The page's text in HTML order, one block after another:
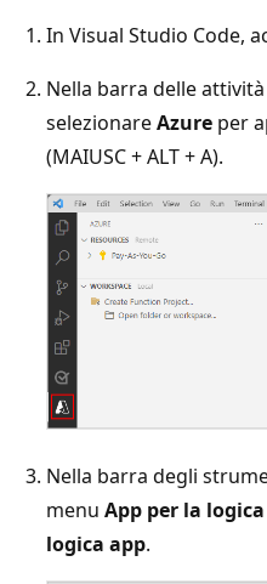
In Visual Studio Code,
Nella barra delle
selezionareAzure per
(MAIUSC + ALT + A).
Nella barra degli
menu App per la
logica app.